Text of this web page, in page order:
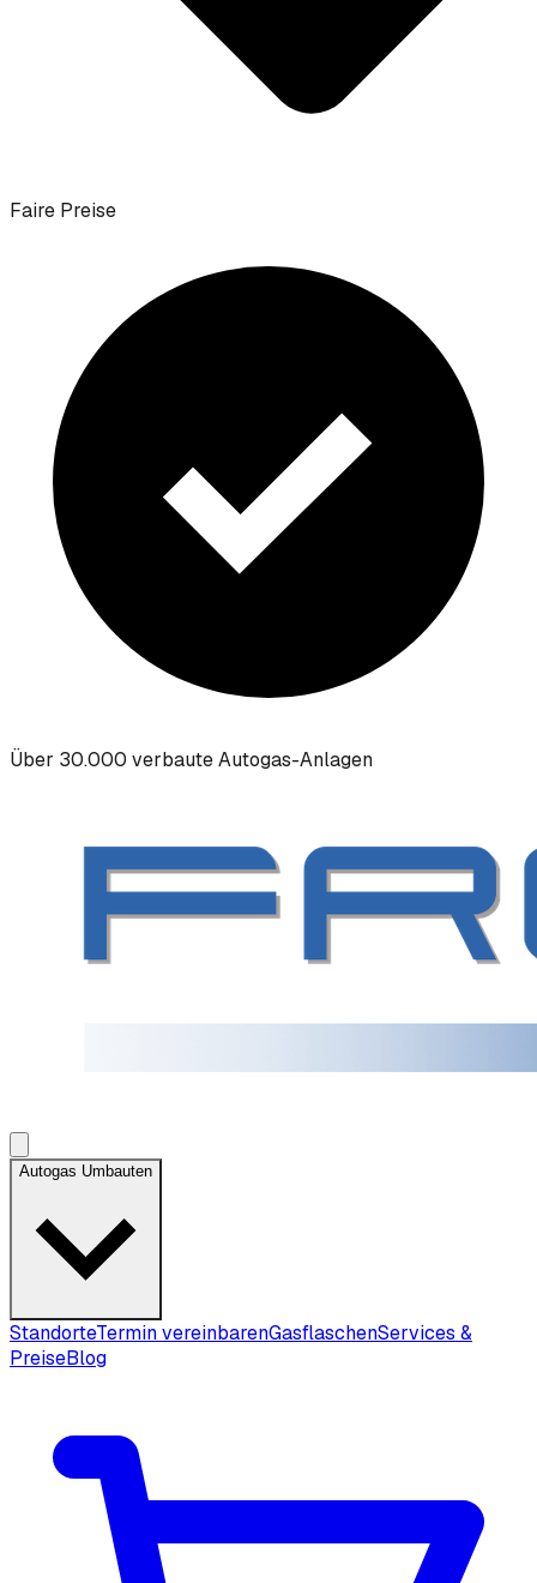
Faire Preise
Über 30.000 verbaute Autogas-Anlagen
Autogas Umbauten
StandorteTermin vereinbarenGasflaschenServices &
PreiseBlog